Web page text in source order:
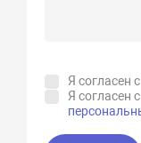
Я согласен с
Я согласен